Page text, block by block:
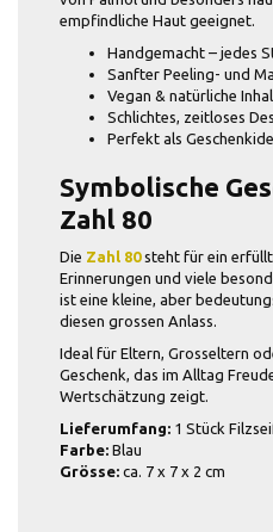
empfindliche Haut geeignet.
Handgemacht – jedes
Sanfter Peeling- und
Vegan & natürliche
Schlichtes, zeitloses
Perfekt als
Symbolische
Zahl 80
Die Zahl 80steht für ein
Erinnerungen und viele
ist eine kleine, aber
diesen grossen Anlass.
Ideal für Eltern, Grosseltern
Geschenk, das im Alltag
Wertschätzung zeigt.
Lieferumfang: 1 Stück
Farbe: Blau
Grösse: ca. 7 x 7 x 2 cm